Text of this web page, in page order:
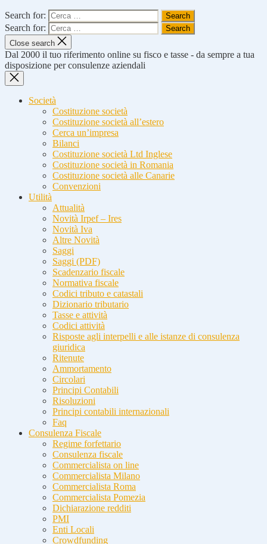
Search for:
Search for:
Close search
Dal 2000 il tuo riferimento online su fisco e tasse - da sempre a tua
disposizione per consulenze aziendali
Società
Costituzione società
Costituzione società all’estero
Cerca un’impresa
Bilanci
Costituzione società Ltd Inglese
Costituzione società in Romania
Costituzione società alle Canarie
Convenzioni
Utilità
Attualità
Novità Irpef – Ires
Novità Iva
Altre Novità
Saggi
Saggi (PDF)
Scadenzario fiscale
Normativa fiscale
Codici tributo e catastali
Dizionario tributario
Tasse e attività
Codici attività
Risposte agli interpelli e alle istanze di consulenza
giuridica
Ritenute
Ammortamento
Circolari
Principi Contabili
Risoluzioni
Principi contabili internazionali
Faq
Consulenza Fiscale
Regime forfettario
Consulenza fiscale
Commercialista on line
Commercialista Milano
Commercialista Roma
Commercialista Pomezia
Dichiarazione redditi
PMI
Enti Locali
Crowdfunding